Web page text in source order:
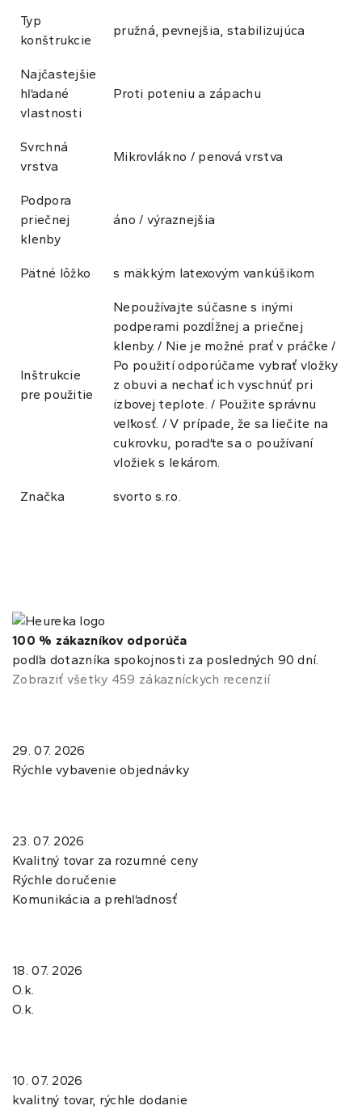
Typ
konštrukcie
pružná, pevnejšia, stabilizujúca
Najčastejšie
hľadané
vlastnosti
Proti poteniu a zápachu
Svrchná
vrstva
Mikrovlákno / penová vrstva
Podpora
priečnej
klenby
áno / výraznejšia
Pätné lôžko s mäkkým latexovým vankúšikom
Inštrukcie
pre použitie
Nepoužívajte súčasne s inými
podperami pozdĺžnej a priečnej
klenby. / Nie je možné prať v práčke /
Po použití odporúčame vybrať vložky
z obuvi a nechať ich vyschnúť pri
izbovej teplote. / Použite správnu
veľkosť. / V prípade, že sa liečite na
cukrovku, poraďte sa o používaní
vložiek s lekárom.
Značka svorto s.r.o.
100 % zákazníkov odporúča
podľa dotazníka spokojnosti za posledných 90 dní.
Zobraziť všetky 459 zákazníckych recenzií
29. 07. 2026
Rýchle vybavenie objednávky
23. 07. 2026
Kvalitný tovar za rozumné ceny
Rýchle doručenie
Komunikácia a prehľadnosť
18. 07. 2026
O.k.
O.k.
10. 07. 2026
kvalitný tovar, rýchle dodanie